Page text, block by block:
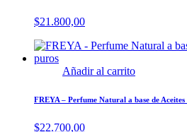
$21.800,00
Añadir al carrito
FREYA – Perfume Natural a base de Aceites
$22.700,00